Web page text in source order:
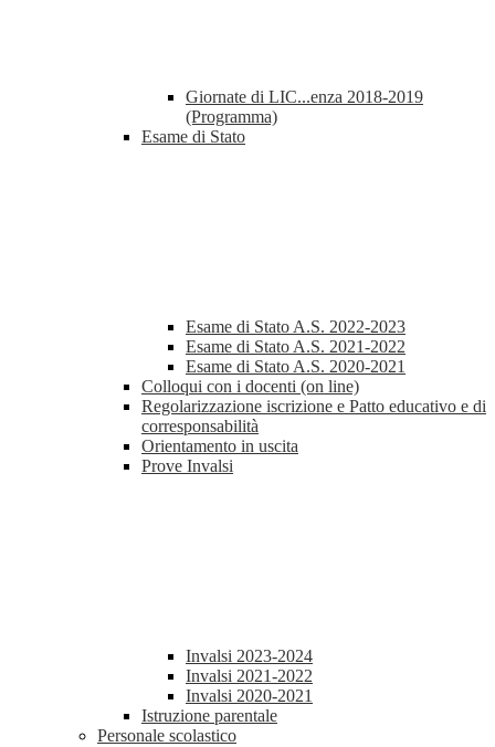
Giornate di LIC...enza 2018-2019
(Programma)
Esame di Stato
Esame di Stato A.S. 2022-2023
Esame di Stato A.S. 2021-2022
Esame di Stato A.S. 2020-2021
Colloqui con i docenti (on line)
Regolarizzazione iscrizione e Patto educativo e di
corresponsabilità
Orientamento in uscita
Prove Invalsi
Invalsi 2023-2024
Invalsi 2021-2022
Invalsi 2020-2021
Istruzione parentale
Personale scolastico